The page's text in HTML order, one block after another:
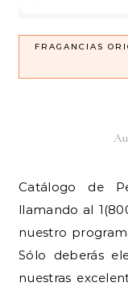
FRAGANCIAS
Catálogo de Perfumes Ordena tus Catalogos
llamando al
nuestro
Sólo deberás
nuestras